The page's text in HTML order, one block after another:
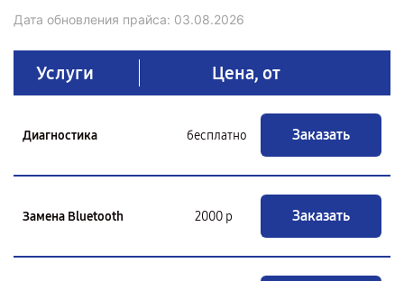
Дата обновления прайса: 03.08.2026
Услуги Цена, от
Диагностика бесплатно Заказать
Замена Bluetooth 2000 р Заказать